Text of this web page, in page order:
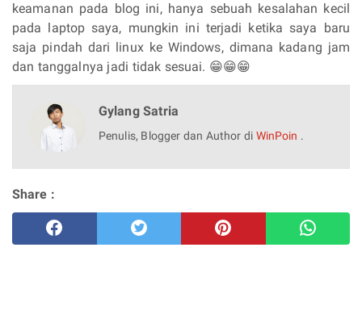
keamanan pada blog ini, hanya sebuah kesalahan kecil
pada laptop saya, mungkin ini terjadi ketika saya baru
saja pindah dari linux ke Windows, dimana kadang jam
dan tanggalnya jadi tidak sesuai. 😁😁😁
Gylang Satria
Penulis, Blogger dan Author di WinPoin .
Share :